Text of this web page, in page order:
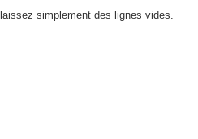
simplement des lignes vides.